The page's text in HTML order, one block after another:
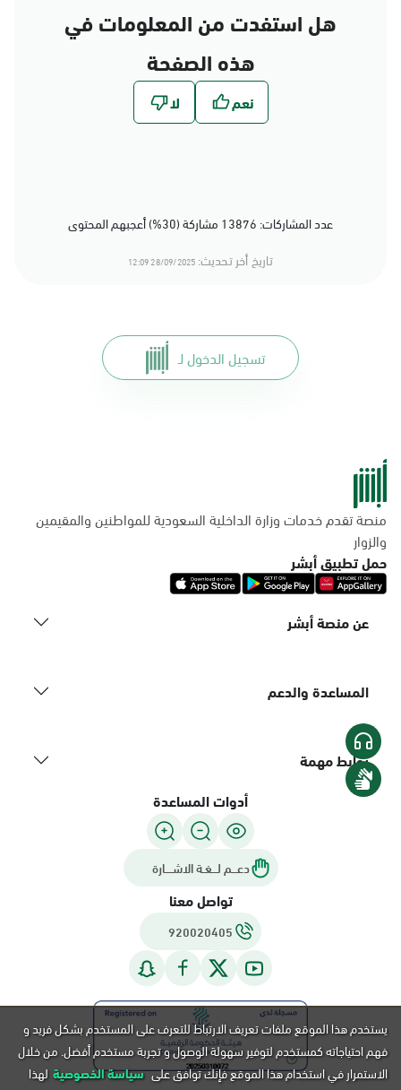
هل استفدت من المعلومات في
هذه الصفحة
عدد المشاركات: 13876 مشاركة (30%) أعجبهم المحتوى
تاريخ أخر تحديث: 28/09/2025 12:09
تسجيل الدخول لـ
منصة تقدم خدمات وزارة الداخلية السعودية للمواطنين والمقيمين
والزوار
حمل تطبيق أبشر
عن منصة أبشر
المساعدة والدعم
روابط مهمة
أدوات المساعدة
دعـــم لـــغـة الاشــــارة
تواصل معنا
920020405
يستخدم هذا الموقع ملفات تعريف الارتباط للتعرف على المستخدم بشكل فريد و
فهم احتياجاته كمستخدم لتوفير سهولة الوصول و تجربة مستخدم أفضل. من خلال
الاستمرار في استخدام هذا الموقع فإنك توافق على سياسة الخصوصية لهذا